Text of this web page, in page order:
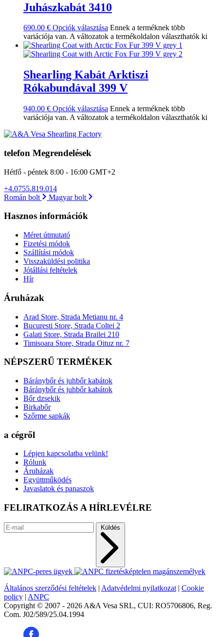
Juhászkabát 3410
690.00 € Opciók választása Ennek a terméknek több
variációja van. A változatok a termékoldalon választhatók ki
Shearling Kabát Arktiszi
Rókabundával 399 V
940.00 € Opciók választása Ennek a terméknek több
variációja van. A változatok a termékoldalon választhatók ki
telefon Megrendelések
Hétfő - péntek 8:00 - 16:00 GMT+2
+4.0755.819.014
Román bolt
Magyar bolt
Hasznos információk
Méret útmutató
Fizetési módok
Szállítási módok
Visszaküldési politika
Jótállási feltételek
Hír
Áruházak
Arad Store, Strada Metianu nr. 4
Bucuresti Store, Strada Coltei 2
Galati Store, Strada Brailei 210
Timisoara Store, Strada Oituz nr. 7
NÉPSZERŰ TERMÉKEK
Báránybőr és juhbőr kabátok
Báránybőr és juhbőr kabátok
Bőr dzsekik
Birkabőr
Szőrme sapkák
a cégről
Lépjen kapcsolatba velünk!
Rólunk
Áruházak
Együttműködés
Javaslatok és panaszok
FELIRATKOZÁS A HÍRLEVÉLRE
Küldés
Általános szerződési feltételek | Adatvédelmi nyilatkozat | Cookie
policy | ANPC
Copyright © 2007 - 2026 A&A Vesa SRL, CUI: RO5706806, Reg.
Com. J02/589/25.04.1994